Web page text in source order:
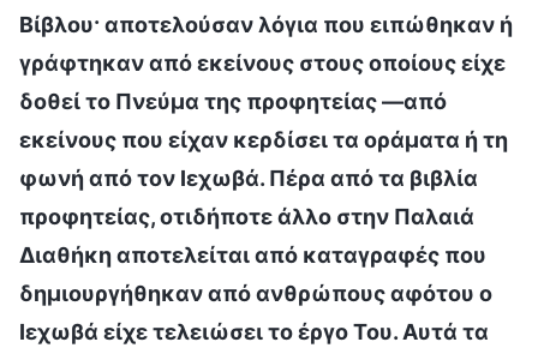
Βίβλου· αποτελούσαν λόγια που ειπώθηκαν ή
γράφτηκαν από εκείνους στους οποίους είχε
δοθεί το Πνεύμα της προφητείας —από
εκείνους που είχαν κερδίσει τα οράματα ή τη
φωνή από τον Ιεχωβά. Πέρα από τα βιβλία
προφητείας, οτιδήποτε άλλο στην Παλαιά
Διαθήκη αποτελείται από καταγραφές που
δημιουργήθηκαν από ανθρώπους αφότου ο
Ιεχωβά είχε τελειώσει το έργο Του. Αυτά τα